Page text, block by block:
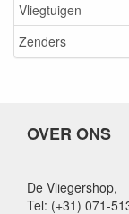
Vliegtuigen
Zenders
OVER ONS
De Vliegershop,
Tel: (+31) 071-